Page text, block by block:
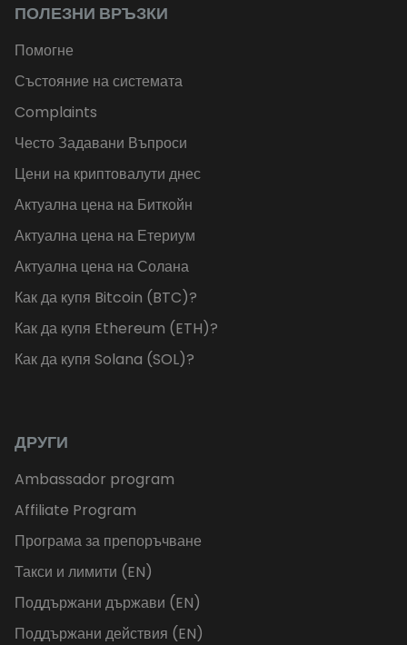
ПОЛЕЗНИ ВРЪЗКИ
Помогне
Състояние на системата
Complaints
Често Задавани Въпроси
Цени на криптовалути днес
Актуална цена на Биткойн
Актуална цена на Етериум
Актуална цена на Солана
Как да купя Bitcoin (BTC)?
Как да купя Ethereum (ETH)?
Как да купя Solana (SOL)?
ДРУГИ
Ambassador program
Affiliate Program
Програма за препоръчване
Такси и лимити (EN)
Поддържани държави (EN)
Поддържани действия (EN)